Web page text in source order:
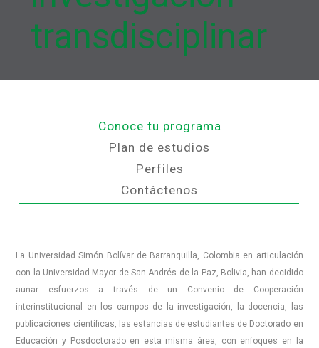
transdisciplinar
Conoce tu programa
Plan de estudios
Perfiles
Contáctenos
La Universidad Simón Bolívar de Barranquilla, Colombia en articulación
con la Universidad Mayor de San Andrés de la Paz, Bolivia, han decidido
aunar esfuerzos a través de un Convenio de Cooperación
interinstitucional en los campos de la investigación, la docencia, las
publicaciones científicas, las estancias de estudiantes de Doctorado en
Educación y Posdoctorado en esta misma área, con enfoques en la